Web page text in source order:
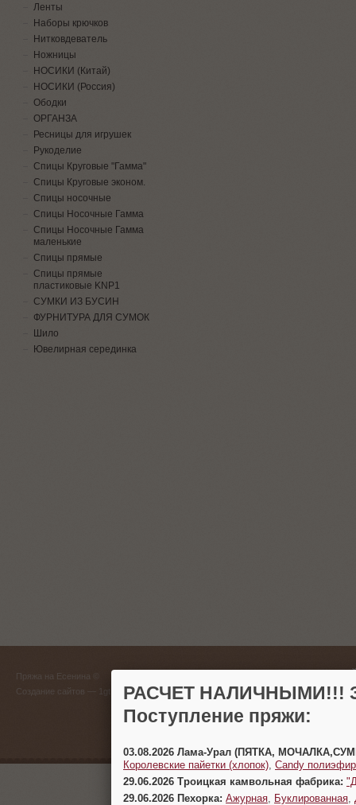
Ленты
Наборы крючков
Нитковдеватель
Ножницы
НОСИКИ (Китай)
НОСИКИ (Россия)
Ободки
ОРГАНЗА
Ресницы для игрушек
Рукоделие
Спицы Круговые "Гамма"
Спицы Круговые эконом.
Спицы носочные
Спицы Носочные Гамма
Спицы Носочные Гамма
маленькие
Спицы прямые
Спицы прямые
пластиковые KNP1
СУМКИ ИЗ БУСИН
ФУРНИТУРА ДЛЯ СУМОК
Шило
Ювелирная серединка
Пряжа на Есенина ©
Создание сайтов
(383)
г.
РАСЧЕТ НАЛИЧНЫМИ!!!
Поступление пряжи:
03.08.2026 Лама-Урал (ПЯТКА,
Королевские пайетки (хлопок) Candy
29.06.2026 Троицкая камвольная фабрика:
29.06.2026 Пехорка: Ажурная Буклированная